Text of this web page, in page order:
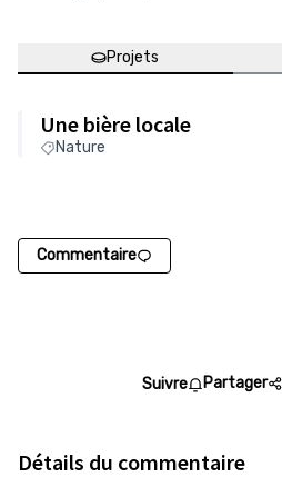
Projets
Une bière locale
Nature
Commentaire
Suivre Partager
Détails du commentaire